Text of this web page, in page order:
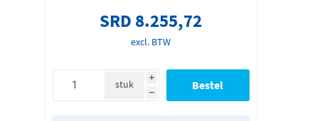
SRD 8.255,72
excl. BTW
i
h
stuk